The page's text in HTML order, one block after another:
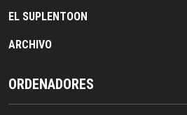
EL SUPLENTOON
ARCHIVO
ORDENADORES